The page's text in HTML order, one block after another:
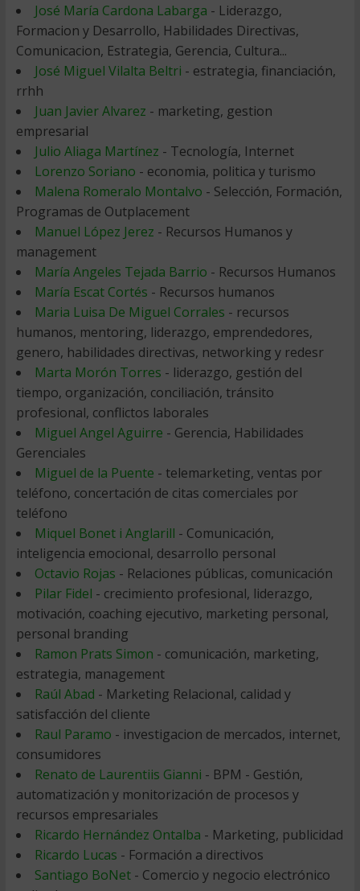
José María Cardona Labarga - Liderazgo,
Formacion y Desarrollo, Habilidades Directivas,
Comunicacion, Estrategia, Gerencia, Cultura...
José Miguel Vilalta Beltri - estrategia, financiación,
rrhh
Juan Javier Alvarez - marketing, gestion
empresarial
Julio Aliaga Martínez - Tecnología, Internet
Lorenzo Soriano - economia, politica y turismo
Malena Romeralo Montalvo - Selección, Formación,
Programas de Outplacement
Manuel López Jerez - Recursos Humanos y
management
María Angeles Tejada Barrio - Recursos Humanos
María Escat Cortés - Recursos humanos
Maria Luisa De Miguel Corrales - recursos
humanos, mentoring, liderazgo, emprendedores,
genero, habilidades directivas, networking y redesr
Marta Morón Torres - liderazgo, gestión del
tiempo, organización, conciliación, tránsito
profesional, conflictos laborales
Miguel Angel Aguirre - Gerencia, Habilidades
Gerenciales
Miguel de la Puente - telemarketing, ventas por
teléfono, concertación de citas comerciales por
teléfono
Miquel Bonet i Anglarill - Comunicación,
inteligencia emocional, desarrollo personal
Octavio Rojas - Relaciones públicas, comunicación
Pilar Fidel - crecimiento profesional, liderazgo,
motivación, coaching ejecutivo, marketing personal,
personal branding
Ramon Prats Simon - comunicación, marketing,
estrategia, management
Raúl Abad - Marketing Relacional, calidad y
satisfacción del cliente
Raul Paramo - investigacion de mercados, internet,
consumidores
Renato de Laurentiis Gianni - BPM - Gestión,
automatización y monitorización de procesos y
recursos empresariales
Ricardo Hernández Ontalba - Marketing, publicidad
Ricardo Lucas - Formación a directivos
Santiago BoNet- Comercio y negocio electrónico